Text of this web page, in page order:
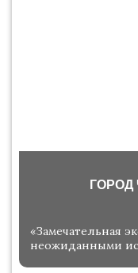
«Замечательная
неожиданными